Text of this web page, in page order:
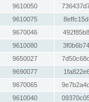
9610050
9610075
9670046
9610080
9650027
9690077
9670065
9610040